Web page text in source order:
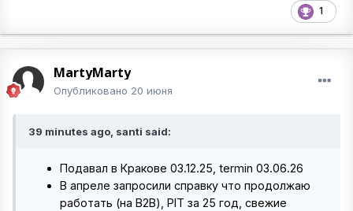
1
MartyMarty
Опубликовано 20 июня
39 minutes ago, santi said:
Подавал в Кракове 03.12.25, termin 03.06.26
В апреле запросили справку что продолжаю
работать (на B2B), PIT за 25 год, свежие